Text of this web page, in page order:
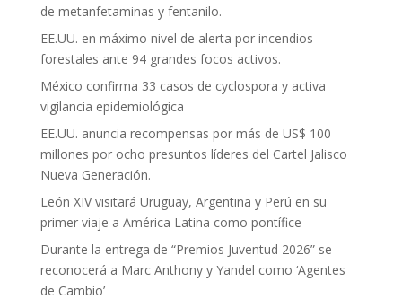
de metanfetaminas y fentanilo.
EE.UU. en máximo nivel de alerta por incendios
forestales ante 94 grandes focos activos.
México confirma 33 casos de cyclospora y activa
vigilancia epidemiológica
EE.UU. anuncia recompensas por más de US$ 100
millones por ocho presuntos líderes del Cartel Jalisco
Nueva Generación.
León XIV visitará Uruguay, Argentina y Perú en su
primer viaje a América Latina como pontífice
Durante la entrega de “Premios Juventud 2026” se
reconocerá a Marc Anthony y Yandel como ‘Agentes
de Cambio’